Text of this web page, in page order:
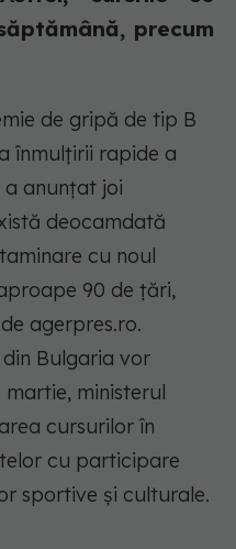
precum
de gripă de tip B
înmulţirii rapide a
a anunţat joi
deocamdată
cu noul
90 de ţări,
agerpres.ro.
Bulgaria vor
martie, ministerul
cursurilor în
cu participare
sportive şi culturale.